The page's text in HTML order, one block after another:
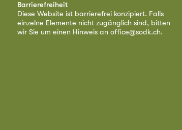
Barrierefreiheit
Diese Website ist barrierefrei konzipiert. Falls
einzelne Elemente nicht zugänglich sind, bitten
wir Sie um einen Hinweis anoffice@sodk.ch.